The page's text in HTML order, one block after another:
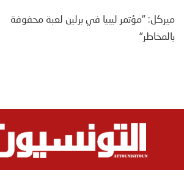
ميركل: "مؤتمر ليبيا في برلين لعبة محفوفة
بالمخاطر"